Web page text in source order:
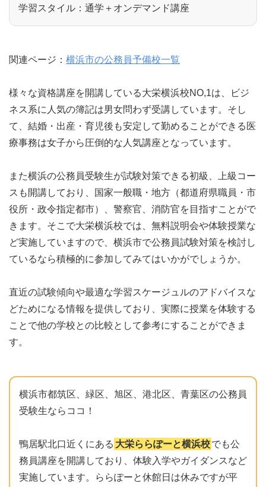
学習スタイル：通学＋オンデマンド講座
関連ページ： 横浜市の公務員予備校一覧
様々な資格講座を開講している大栄横浜校NO,1は、ビジ
ネス系に人気の簿記は男女問わず受講しています。そし
て、結婚・出産・育児後も安定して勤めることができる医
療事務は女子から圧倒的な人気講座となっています。
また横浜の公務員受験生が試験対策できる初級、上級コー
スも開講しており、国家一般職・地方（都道府県職員・市
役所・政令指定都市）、警察官、消防官を目指すことがで
きます。そこで大栄横浜校では、無料説明会や体験授業な
ど実施していますので、横浜市で公務員試験対策を検討し
ているなら積極的に参加してみてはいかがでしょうか。
直近の試験傾向や最適な学習スケージュルのアドバイスな
どためになる情報を提供しており、実際に授業を体験する
ことで他の学校との比較として参考にすることができま
す。
横浜市都筑区、緑区、旭区、港北区、青葉区の公務員
受験生ならココ！
鴨居駅北口近くにある 大栄ららぽーと横浜校でも公
務員講座を開講しており、体験入学やガイダンスなど
実施しています。ららぽーと休館日は休みですが平